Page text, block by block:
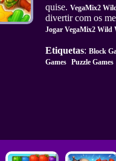
quise. VegaMix2
divertir com os
Jogar VegaMix2 Wild
Etiquetas: Block
Games Puzzle Games